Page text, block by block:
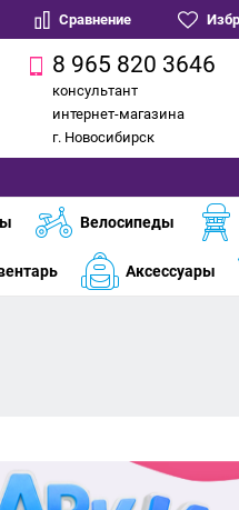
Сравнение
8 965 820 3646
консультант
интернет-магазина
г. Новосибирск
Велосипеды
Аксессуары